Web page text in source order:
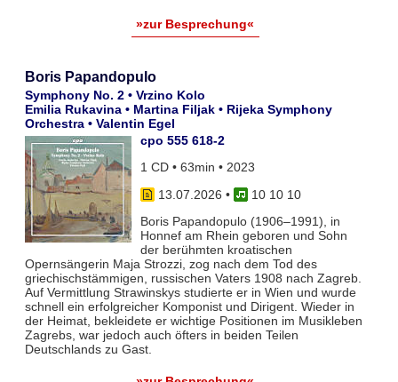
»zur Besprechung«
Boris Papandopulo
Symphony No. 2 • Vrzino Kolo
Emilia Rukavina • Martina Filjak • Rijeka Symphony
Orchestra • Valentin Egel
cpo 555 618-2
1 CD • 63min • 2023
13.07.2026 •
10 10 10
Boris Papandopulo (1906–1991), in
Honnef am Rhein geboren und Sohn
der berühmten kroatischen
Opernsängerin Maja Strozzi, zog nach dem Tod des
griechischstämmigen, russischen Vaters 1908 nach Zagreb.
Auf Vermittlung Strawinskys studierte er in Wien und wurde
schnell ein erfolgreicher Komponist und Dirigent. Wieder in
der Heimat, bekleidete er wichtige Positionen im Musikleben
Zagrebs, war jedoch auch öfters in beiden Teilen
Deutschlands zu Gast.